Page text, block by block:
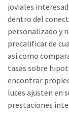
joviales
dentro del
personalizado y
precalificar de
así­ como
tasas sobre
encontrar
luces ajusten en
prestaciones